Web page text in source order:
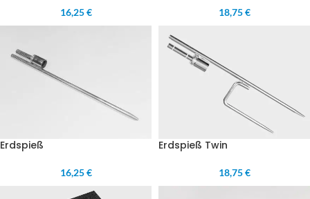
16,25 € 18,75 €
Erdspieß
16,25 €
Erdspieß Twin
18,75 €